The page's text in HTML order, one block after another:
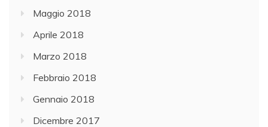
Maggio 2018
Aprile 2018
Marzo 2018
Febbraio 2018
Gennaio 2018
Dicembre 2017